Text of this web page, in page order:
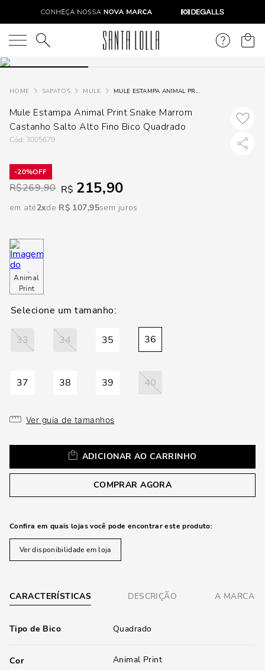
O que você está procurando?
SAPATOS MULE MULE ESTAMPA ANIMAL PRINT SNAKE MARROM CASTANHO SALTO ALTO FINO BICO QUADRADO
Mule Estampa Animal Print Snake Marrom
Castanho Salto Alto Fino Bico Quadrado
: 3005679
20%
R$269,90 R$ 215,90
em até2 R$ 107,95sem juros
Animal
Print
33 34 35 36
37 38 39 40
Ver guia de tamanhos
ADICIONAR AO CARRINHO
COMPRAR AGORA
Confira em quais lojas você pode encontrar este produto:
Ver disponibilidade em loja
CARACTERÍSTICAS DESCRIÇÃO A MARCA
Tipo de Bico Quadrado
Cor Animal Print